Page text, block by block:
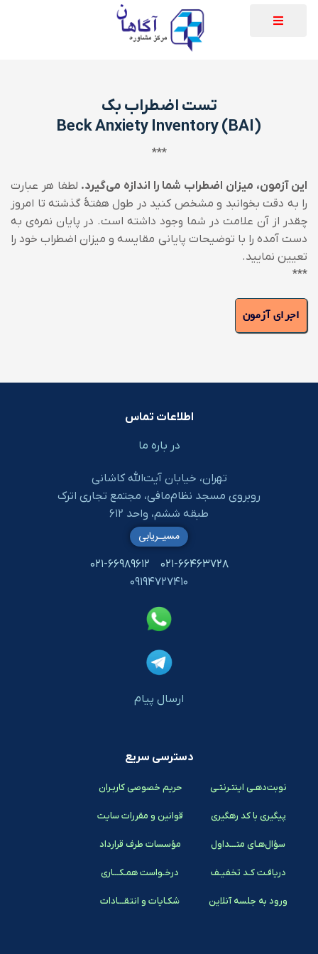
تست اضطراب بک
(BAI)
Beck Anxiety Inventory
***
این آزمون، میزان اضطراب شما را اندازه می‌گیرد. لطفا هر عبارت
را به دقت بخوانبد و مشخص کنید در طول هفتۀ گذشته تا امروز
چقدر از آن علامت در شما وجود داشته است. در پایان نمره‌ی به
دست آمده را با توضیحات پایانی مقایسه و میزان اضطراب خود را
تعیین نمایید.
***
اطلاعات تماس
در باره ما
تهران، خیابان آیت‌الله کاشانی
روبروی مسجد نظام‌مافی، مجتمع تجاری اترک
طبقه ششم، واحد ۶۱۲
۰۲۱-۶۶۴۶۳۷۲۸
۰۲۱-۶۶۹۸۹۶۱۲
۰۹۱۹۴۷۲۷۴۱۰
ارسال پیام
مسیـریابی
دسترسی سریع
نوبت‌دهـی اینتـرنتـی
پیگیری با کد رهگیری
سؤال‌هـای متـــداول
دریافـت کـد تخفیـف
ورود به جلسه آنلاین
حریم خصوصی کاربـران
قوانین و مقررات سایت
مؤسسات طرف قرارداد
درخـواست همـکـــاری
شکـایات و انتقـــادات